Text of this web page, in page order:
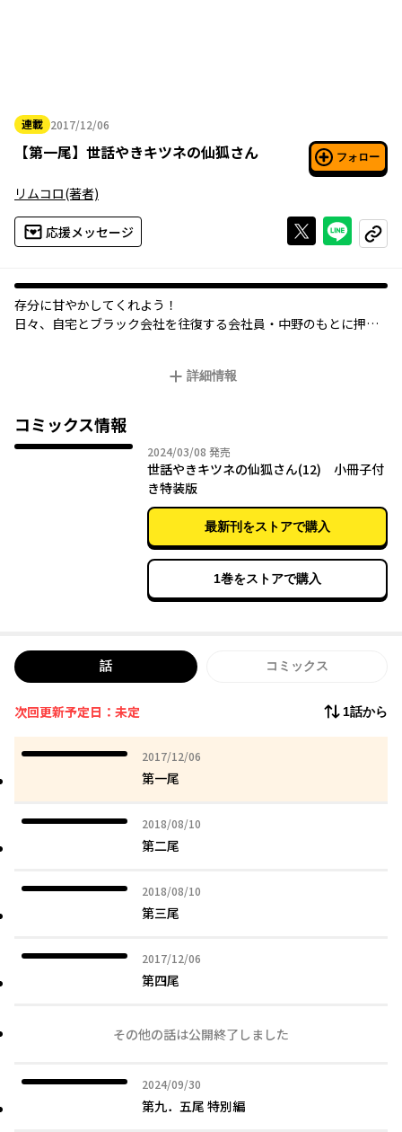
連載 2017/12/06
2017年12月06日
【第一尾】 世話やきキツネの仙狐さん フォロー
リムコロ(著者)
応援メッセージ Xで投稿する
ライン
コピー
存分に甘やかしてくれよう！
日々、自宅とブラック会社を往復する会社員・中野のもとに押し
食事、洗濯、特別サービス(？)…。
https://twitter.com/rimukoro
最新話は「コミックNewtype」本誌にて無料配信中
https://comic.webnewtype.com/contents/sewayaki/
詳細情報
コミックス情報
2024/03/08 2024年03月08日
発売
世話やきキツネの仙狐さん(12) 小冊子付
き特装版
最新刊をストアで購入
1巻をストアで購入
話 コミックス
次回更新予定日：未定 1話から
2017/12/06
2017年12月06日
第一尾
2018/08/10
2018年08月10日
第二尾
2018/08/10
2018年08月10日
第三尾
2017/12/06
2017年12月06日
第四尾
その他の話は公開終了しました
2024/09/30
2024年09月30日
第九．五尾 特別編